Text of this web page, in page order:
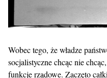
Wobec tego, że władze
socjalistyczne chcąc nie
funkcje rządowe. Zaczęto